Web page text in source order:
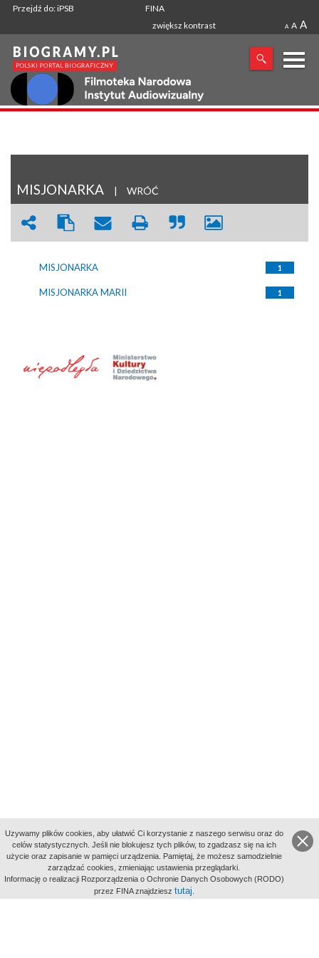
Przejdź do: iPSB
FINA
zwiększ kontrast
A A A
X
MISJONARKA | WRÓĆ
MISJONARKA 1
MISJONARKA MARII 1
aktywności
Uzywamy plików cookies, aby ułatwić Ci korzystanie z naszego serwisu oraz do
celów statystycznych. Jeśli nie blokujesz tych plików, to zgadzasz się na ich
użycie oraz zapisanie w pamięci urządzenia. Pamiętaj, że możesz samodzielnie
zarządzać cookies, zmieniając ustawienia przeglądarki.
Informację o realizacji Rozporządzenia o Ochronie Danych Osobowych (RODO)
przez FINA znajdziesz tutaj